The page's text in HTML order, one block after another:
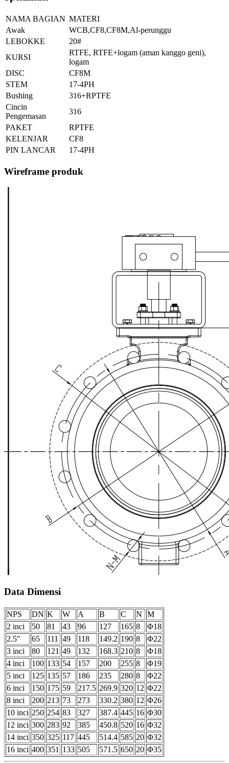
NAMA BAGIAN MATERI
Awak
WCB,CF8,CF8M,Al-perunggu
LEBOKKE
20#
KURSI
RTFE, RTFE+logam (aman kanggo geni),
logam
DISC
CF8M
STEM
17-4PH
Bushing
316+RPTFE
Cincin
Pengemasan
316
PAKET
RPTFE
KELENJAR
CF8
PIN LANCAR
17-4PH
Wireframe produk
Data Dimensi
NPS DN K W A B C N
M
2 inci
50 81 43 96 127 165 8
Φ18
2.5″
65 111 49 118 149.2 190 8
Φ22
3 inci
80 121 49 132 168.3 210 8
Φ18
4 inci
100 133 54 157 200 255 8
Φ19
5 inci
125 135 57 186 235 280 8
Φ22
6 inci
150 175 59 217.5 269.9 320 12 Φ22
8 inci
200 213 73 273 330.2 380 12 Φ26
10 inci 250 254 83 327 387.4 445 16 Φ30
12 inci 300 283 92 385 450.8 520 16 Φ32
14 inci 350 325 117 445 514.4 585 20 Φ32
16 inci 400 351 133 505 571.5 650 20 Φ35